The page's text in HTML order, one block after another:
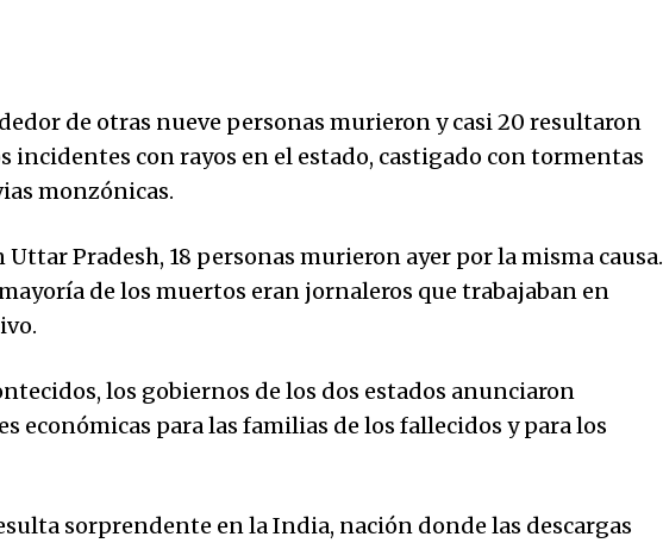
de otras nueve personas murieron y casi 20 resultaron
incidentes con rayos en el estado, castigado con tormentas
monzónicas.
Uttar Pradesh, 18 personas murieron ayer por la misma causa.
de los muertos eran jornaleros que trabajaban en
los gobiernos de los dos estados anunciaron
económicas para las familias de los fallecidos y para los
sorprendente en la India, nación donde las descargas